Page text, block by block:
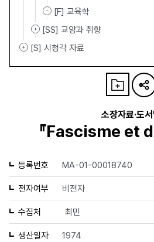
[F] 교육학
[SS] 교양과 취향
[S] 시청각 자료
소장자료·도
『Fascisme et
등록번호 MA-01-00018740
전자여부 비전자
수집처 최민
생산일자 1974